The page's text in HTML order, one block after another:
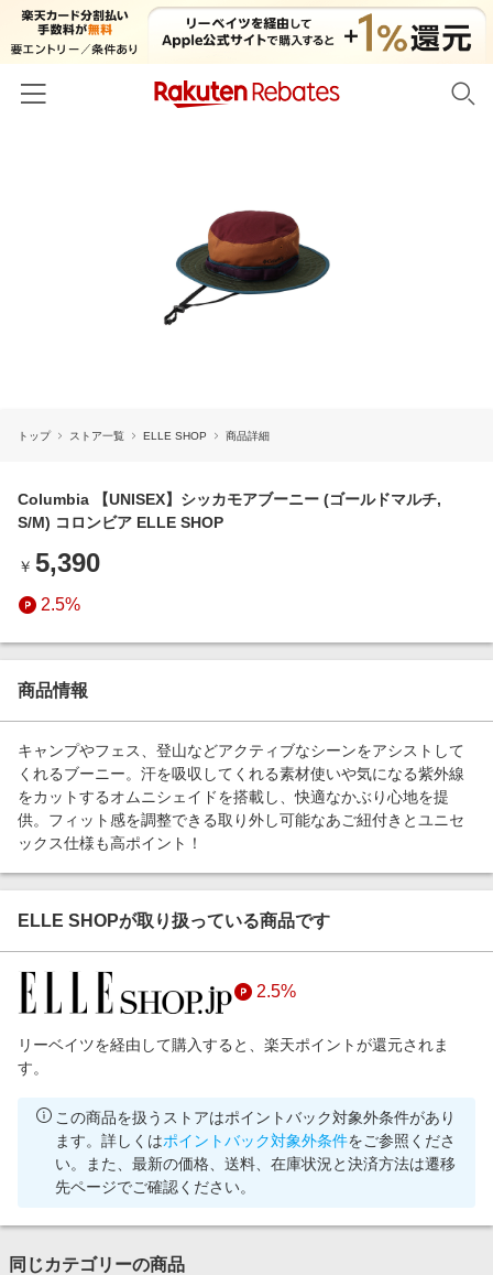
ファッション・インナー・小物
食品・スイーツ・お酒
キッズ・ベビー用品
エンタメ
インテリア・寝具
ペット・花・DIY・車
旅行・レジャー・ホテル予約
生活・お役立ち
金融・マネー・保険
デジタルコンテンツ
ビジネス・その他サービス
電子書籍特集
楽天サービス特集
旅行特集
わくわく夏特集
Apple公式サイト×楽天カード分割払い
Qoo10メガポ
週末の高還元 夏の長期版
トップ ストア一覧 ELLE SHOP 商品詳細
Columbia 【UNISEX】シッカモアブーニー (ゴールドマルチ,
S/M) コロンビア ELLE SHOP
￥ 5,390
2.5%
商品情報
キャンプやフェス、登山などアクティブなシーンをアシストして
くれるブーニー。汗を吸収してくれる素材使いや気になる紫外線
をカットするオムニシェイドを搭載し、快適なかぶり心地を提
供。フィット感を調整できる取り外し可能なあご紐付きとユニセ
ックス仕様も高ポイント！
ELLE SHOPが取り扱っている商品です
2.5%
リーベイツを経由して購入すると、楽天ポイントが還元されま
す。
この商品を扱うストアはポイントバック対象外条件があり
ます。詳しくはポイントバック対象外条件をご参照くださ
い。また、最新の価格、送料、在庫状況と決済方法は遷移
先ページでご確認ください。
同じカテゴリーの商品